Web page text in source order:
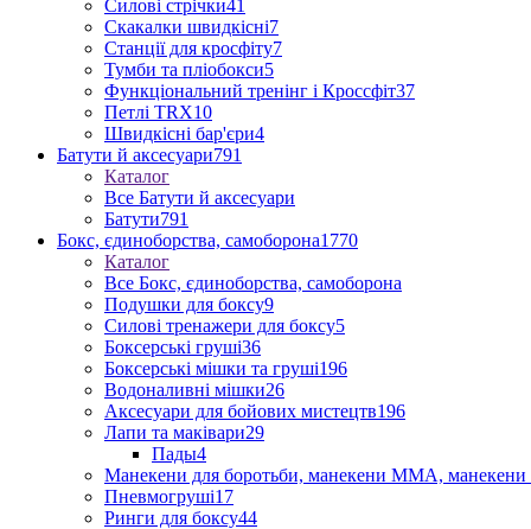
Силові стрічки41
Скакалки швидкісні7
Станції для кросфіту7
Тумби та пліобокси5
Функціональний тренінг і Кроссфіт37
Петлі TRX10
Швидкісні бар'єри4
Батути й аксесуари791
Каталог
Все Батути й аксесуари
Батути791
Бокс, єдиноборства, самоборона1770
Каталог
Все Бокс, єдиноборства, самоборона
Подушки для боксу9
Силові тренажери для боксу5
Боксерські груші36
Боксерські мішки та груші196
Водоналивні мішки26
Аксесуари для бойових мистецтв196
Лапи та маківари29
Пады4
Манекени для боротьби, манекени ММА, манекени
Пневмогруші17
Ринги для боксу44